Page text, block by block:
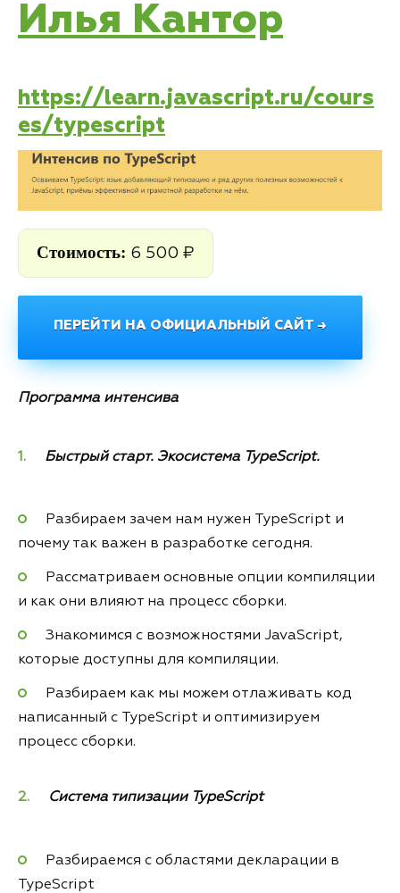
Илья Кантор
https://learn.javascript.ru/cours
es/typescript
Стоимость: 6 500 ₽
ПЕРЕЙТИ НА ОФИЦИАЛЬНЫЙ САЙТ →
Программа интенсива
Быстрый старт. Экосистема TypeScript.
Разбираем зачем нам нужен TypeScript и
почему так важен в разработке сегодня.
Рассматриваем основные опции компиляции
и как они влияют на процесс сборки.
Знакомимся с возможностями JavaScript,
которые доступны для компиляции.
Разбираем как мы можем отлаживать код
написанный с TypeScript и оптимизируем
процесс сборки.
Система типизации TypeScript
Разбираемся с областями декларации в
TypeScript